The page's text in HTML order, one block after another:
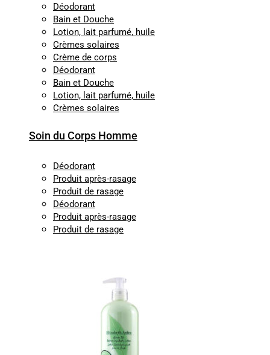
Déodorant
Bain et Douche
Lotion, lait parfumé, huile
Crèmes solaires
Crème de corps
Déodorant
Bain et Douche
Lotion, lait parfumé, huile
Crèmes solaires
Soin du Corps Homme
Déodorant
Produit après-rasage
Produit de rasage
Déodorant
Produit après-rasage
Produit de rasage